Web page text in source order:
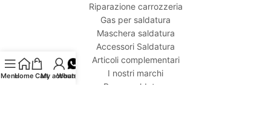
Riparazione carrozzeria
Gas per saldatura
Maschera saldatura
Accessori Saldatura
Articoli complementari
I nostri marchi
Banco saldatura
MenuHome Cart
My account
Whatsapp